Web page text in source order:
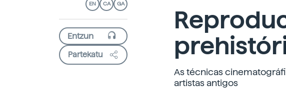
EN CA GA
Partekatu
As técnicas
artistas antigos